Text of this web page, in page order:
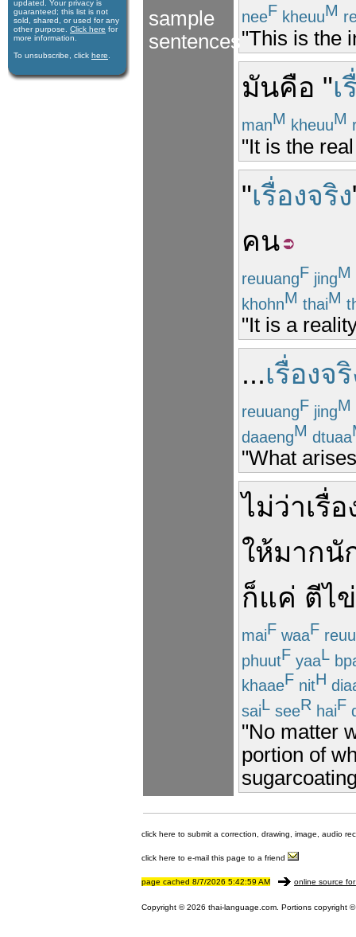
updated. Your privacy is
guaran­teed; this list is not
sold, shared, or used for any
other purpose. Click here for
more infor­mation.
To unsubscribe, click here
sample
sentences
neeF kheuuM
"This is the
มันคือ "เ
manM kheuuM
"It is the
"เรื่องจริง
คน
reuuangF jingM
khohnM thaiM
"It is a
...เรื่องจ
reuuangF jingM
daaengM dtuaa
"What
ไม่ว่าเรื่อ
ให้มากนั
ก็แค่ ตีไ
maiF waaF
phuutF yaaL
khaaeF nitH
saiL seeR haiF
"No matter
portion of
click here to submit a correction, drawing, image, audio
click here to e-mail this page to a friend
page cached 8/7/2026 5:42:59 AM online source
Copyright © 2026 thai-language.com. Portions copyright